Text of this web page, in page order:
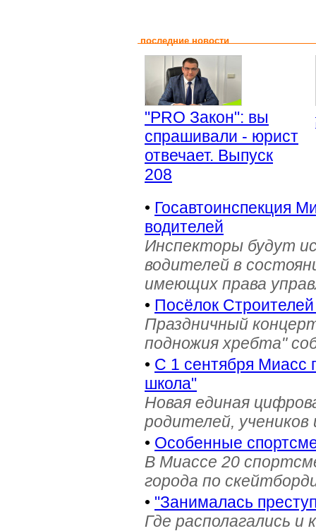
последние новости
"PRO Закон": вы
спрашивали - юрист
отвечает. Выпуск
208
• Госавтоинспекция
водителей
Инспекторы будут
водителей в
имеющих права
• Посёлок
Праздничный
подножия хребта"
• С 1 сентября Миасс
школа"
Новая единая
родителей, учеников
• Особенные
В Миассе 20
города по
• "Занималась
Где располагались и